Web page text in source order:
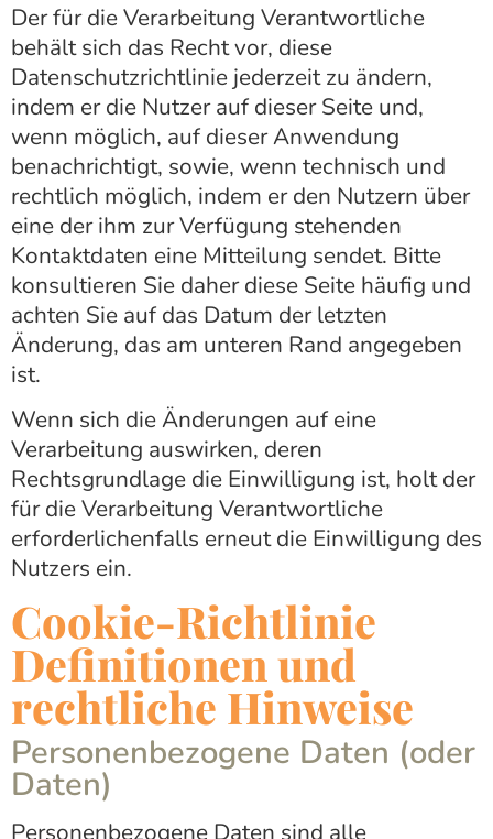
Der für die Verarbeitung Verantwortliche
behält sich das Recht vor, diese
Datenschutzrichtlinie jederzeit zu ändern,
indem er die Nutzer auf dieser Seite und,
wenn möglich, auf dieser Anwendung
benachrichtigt, sowie, wenn technisch und
rechtlich möglich, indem er den Nutzern über
eine der ihm zur Verfügung stehenden
Kontaktdaten eine Mitteilung sendet. Bitte
konsultieren Sie daher diese Seite häufig und
achten Sie auf das Datum der letzten
Änderung, das am unteren Rand angegeben
ist.
Wenn sich die Änderungen auf eine
Verarbeitung auswirken, deren
Rechtsgrundlage die Einwilligung ist, holt der
für die Verarbeitung Verantwortliche
erforderlichenfalls erneut die Einwilligung des
Nutzers ein.
Cookie-Richtlinie
Definitionen und
rechtliche Hinweise
Personenbezogene Daten (oder
Daten)